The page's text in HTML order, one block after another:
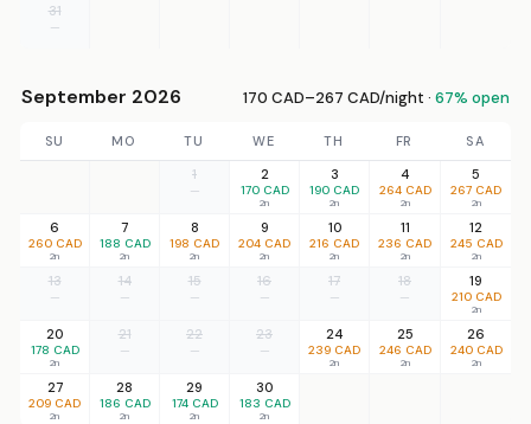
31
—
September 2026 170 CAD–267 CAD/night · 67% open
SU MO TU WE TH FR
SA
1
—
2
170 CAD
2n
3
190 CAD
2n
4
264 CAD
2n
5
267 CAD
2n
6
260 CAD
2n
7
188 CAD
2n
8
198 CAD
2n
9
204 CAD
2n
10
216 CAD
2n
11
236 CAD
2n
12
245 CAD
2n
13
—
14
—
15
—
16
—
17
—
18
—
19
210 CAD
2n
20
178 CAD
2n
21
—
22
—
23
—
24
239 CAD
2n
25
246 CAD
2n
26
240 CAD
2n
27
209 CAD
2n
28
186 CAD
2n
29
174 CAD
2n
30
183 CAD
2n